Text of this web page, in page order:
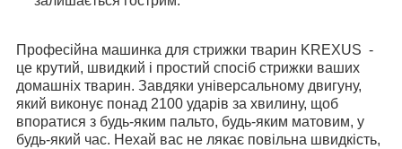
Професійна машинка для стрижки тварин KREXUS -
це крутий, швидкий і простий спосіб стрижки ваших
домашніх тварин. Завдяки універсальному двигуну,
який виконує понад 2100 ударів за хвилину, щоб
впоратися з будь-яким пальто, будь-яким матовим, у
будь-який час. Нехай вас не лякає повільна швидкість,